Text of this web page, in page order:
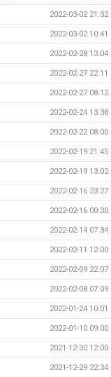
2022-03-02 21:32
2022-03-02 10:41
2022-02-28 13:04
2022-02-27 22:11
2022-02-27 08:12
2022-02-24 13:38
2022-02-22 08:00
2022-02-19 21:45
2022-02-19 13:02
2022-02-16 23:27
2022-02-16 00:30
2022-02-14 07:34
2022-02-11 12:00
2022-02-09 22:07
2022-02-08 07:09
2022-01-24 10:01
2022-01-10 09:00
2021-12-30 12:00
2021-12-29 22:34